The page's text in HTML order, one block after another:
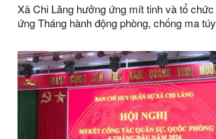
Xã Chi Lăng hưởng ứng mít tinh và tổ
ứng Tháng hành động phòng, chống ma túy